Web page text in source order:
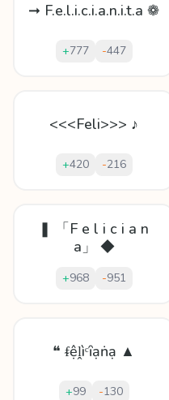
➞ F.e.l.i.c.i.a.n.i.t.a ❁
+777 -447
<<<Feli>>> ♪
+420 -216
❚ 「F e l i c i a n
a」 ◆
+968 -951
❝ ᵮệḽìᶜȋạṅạ ▲
+99 -130